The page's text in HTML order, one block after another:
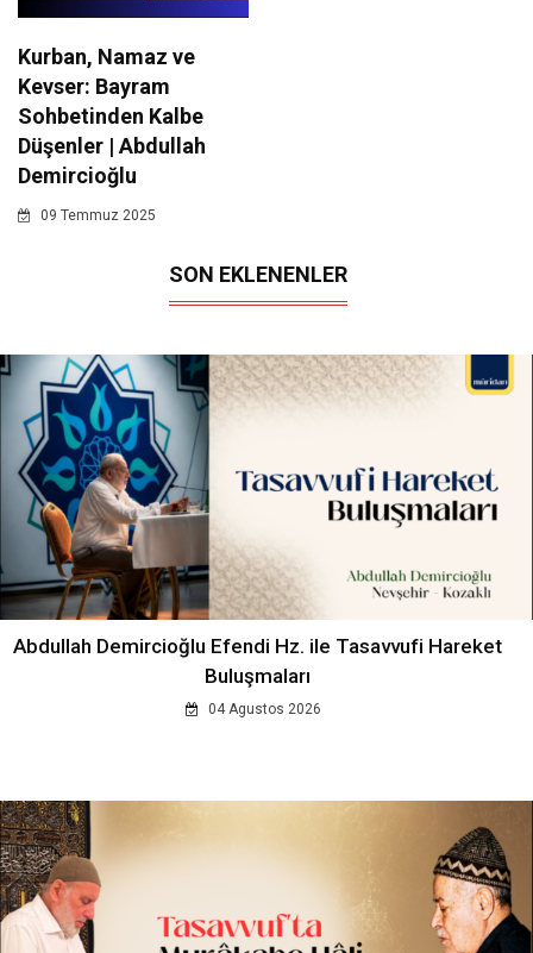
Kurban, Namaz ve
Kevser: Bayram
Sohbetinden Kalbe
Düşenler | Abdullah
Demircioğlu
09 Temmuz 2025
SON EKLENENLER
Abdullah Demircioğlu Efendi Hz. ile Tasavvufi Hareket
Buluşmaları
04 Agustos 2026